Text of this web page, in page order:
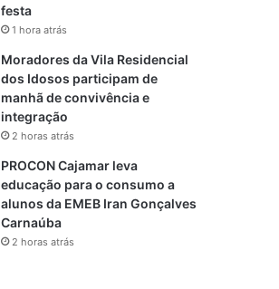
festa
1 hora atrás
Moradores da Vila Residencial
dos Idosos participam de
manhã de convivência e
integração
2 horas atrás
PROCON Cajamar leva
educação para o consumo a
alunos da EMEB Iran Gonçalves
Carnaúba
2 horas atrás